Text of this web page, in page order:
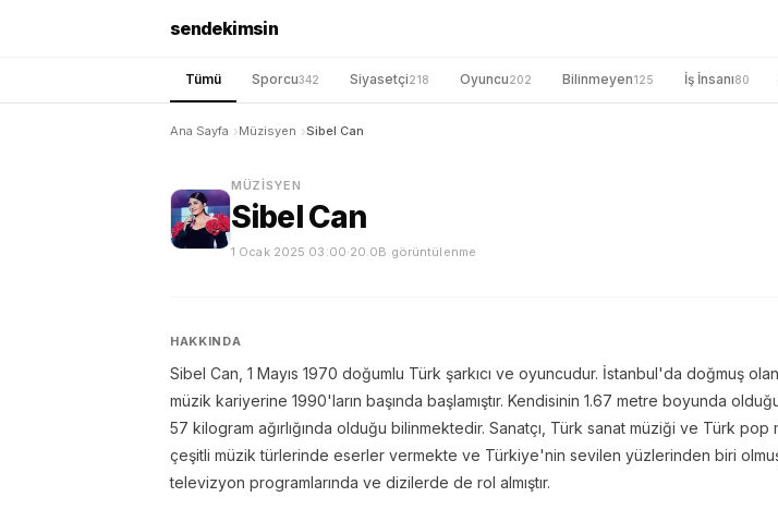
sendekimsin
Tümü Sporcu342 Siyasetçi218 Oyuncu202 Bilinmeyen125 İş İnsanı80
Ana Sayfa Müzisyen Sibel Can
MÜZISYEN
Sibel Can
1 Ocak 2025 03:00·20.0B görüntülenme
HAKKINDA
Sibel Can, 1 Mayıs 1970 doğumlu Türk şarkıcı ve oyuncudur. İstanbul'da doğmuş
müzik kariyerine 1990'ların başında başlamıştır. Kendisinin 1.67 metre boyunda
57 kilogram ağırlığında olduğu bilinmektedir. Sanatçı, Türk sanat müziği ve Türk pop
çeşitli müzik türlerinde eserler vermekte ve Türkiye'nin sevilen yüzlerinden biri
televizyon programlarında ve dizilerde de rol almıştır.